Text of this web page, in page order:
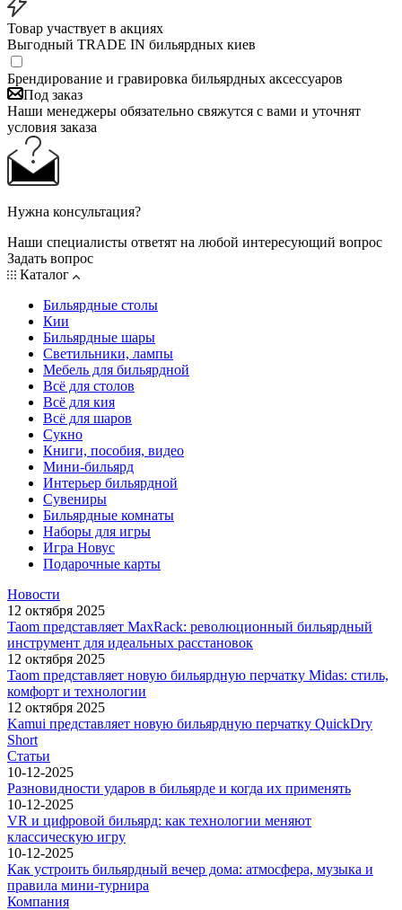
Товар участвует в акциях
Выгодный TRADE IN бильярдных киев
Брендирование и гравировка бильярдных аксессуаров
Под заказ
Наши менеджеры обязательно свяжутся с вами и уточнят
условия заказа
Нужна консультация?
Наши специалисты ответят на любой интересующий вопрос
Задать вопрос
Каталог
Бильярдные столы
Кии
Бильярдные шары
Светильники, лампы
Мебель для бильярдной
Всё для столов
Всё для кия
Всё для шаров
Сукно
Книги, пособия, видео
Мини-бильярд
Интерьер бильярдной
Сувениры
Бильярдные комнаты
Наборы для игры
Игра Новус
Подарочные карты
Новости
12 октября 2025
Taom представляет MaxRack: революционный бильярдный
инструмент для идеальных расстановок
12 октября 2025
Taom представляет новую бильярдную перчатку Midas: стиль,
комфорт и технологии
12 октября 2025
Kamui представляет новую бильярдную перчатку QuickDry
Short
Статьи
10-12-2025
Разновидности ударов в бильярде и когда их применять
10-12-2025
VR и цифровой бильярд: как технологии меняют
классическую игру
10-12-2025
Как устроить бильярдный вечер дома: атмосфера, музыка и
правила мини-турнира
Компания